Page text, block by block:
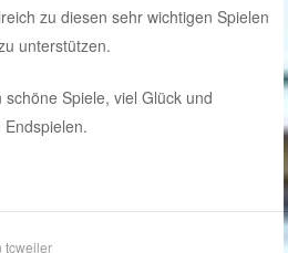
zu diesen sehr wichtigen Spielen
unterstützen.
Spiele, viel Glück und
tcweiler